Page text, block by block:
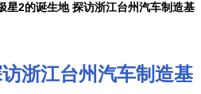
星2的诞生地 探访浙江台州汽车制造基
浙江台州汽车制造基